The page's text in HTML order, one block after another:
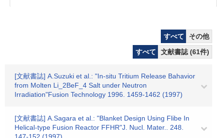
すべて
その他
すべて
文献書誌 (61件)
[文献書誌] A.Suzuki et al.: "In-situ Tritium Release Bahavior
from Molten Li_2BeF_4 Salt under Neutron
Irradiation"Fusion Technology 1996. 1459-1462 (1997)
[文献書誌] A.Sagara et al.: "Blanket Design Using Flibe In
Helical-type Fusion Reactor FFHR"J. Nucl. Mater.. 248.